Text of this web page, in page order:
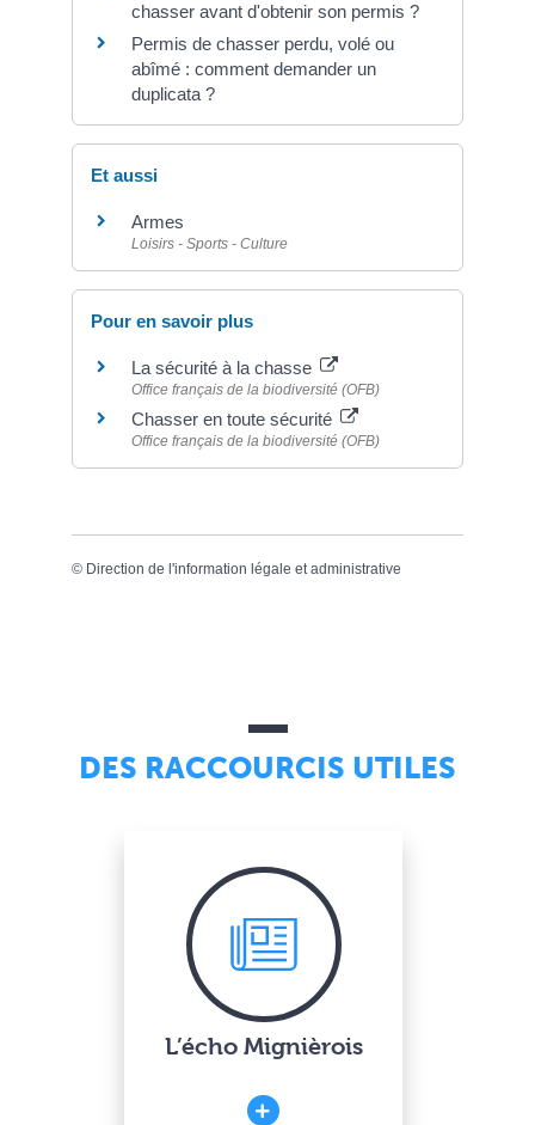
chasser avant d'obtenir son permis ?
Permis de chasser perdu, volé ou
abîmé : comment demander un
duplicata ?
Et aussi
Armes
Loisirs - Sports - Culture
Pour en savoir plus
La sécurité à la chasse
Office français de la biodiversité (OFB)
Chasser en toute sécurité
Office français de la biodiversité (OFB)
© Direction de l'information légale et administrative
DES RACCOURCIS UTILES
L’écho Mignièrois